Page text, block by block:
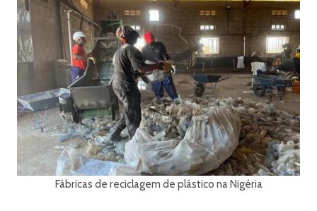
Fábricas de reciclagem de plástico na Nigéria